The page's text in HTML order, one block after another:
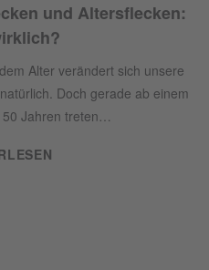
und Altersflecken:
Alter verändert sich unsere
Doch gerade ab einem
Jahren treten
in den Vordergrund. Wie Sie